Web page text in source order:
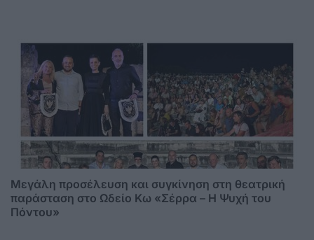
Μεγάλη προσέλευση και συγκίνηση στη θεατρική
παράσταση στο Ωδείο Κω «Σέρρα – Η Ψυχή του
Πόντου»